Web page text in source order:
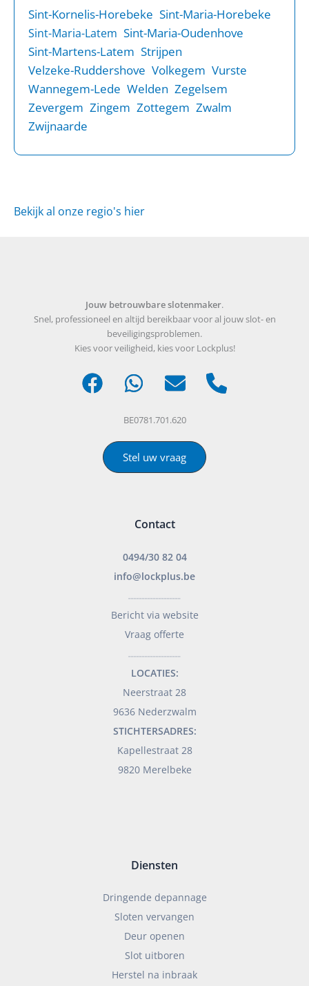
Sint-Kornelis-Horebeke Sint-Maria-Horebeke
Sint-Maria-Latem Sint-Maria-Oudenhove
Sint-Martens-Latem Strijpen
Velzeke-Ruddershove Volkegem Vurste
Wannegem-Lede Welden Zegelsem
Zevergem Zingem Zottegem Zwalm
Zwijnaarde
Bekijk al onze regio's hier
Jouw betrouwbare slotenmaker.
Snel, professioneel en altijd bereikbaar voor al jouw slot- en
beveiligingsproblemen.
Kies voor veiligheid, kies voor Lockplus!
BE0781.701.620
Stel uw vraag
Contact
0494/30 82 04
info@lockplus.be
Bericht via website
Vraag offerte
LOCATIES:
Neerstraat 28
9636 Nederzwalm
STICHTERSADRES:
Kapellestraat 28
9820 Merelbeke
Diensten
Dringende depannage
Sloten vervangen
Deur openen
Slot uitboren
Herstel na inbraak